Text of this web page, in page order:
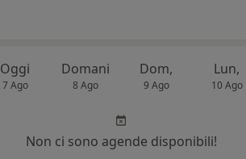
Oggi
7 Ago
Domani
8 Ago
Dom,
9 Ago
Lun,
10 Ago
Non ci sono agende disponibili!